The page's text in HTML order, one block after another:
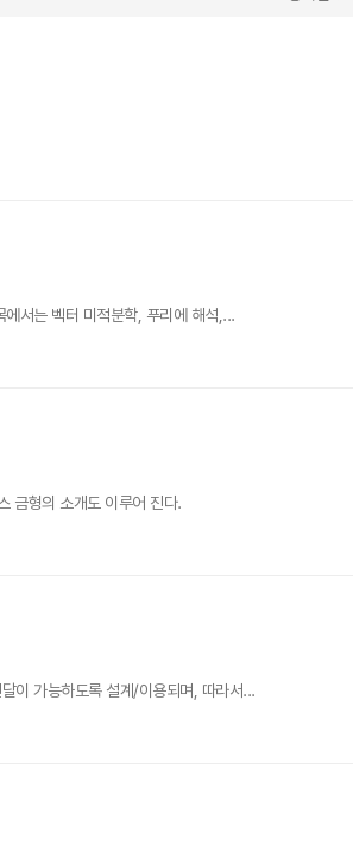
서는 벡터 미적분학, 푸리에 해석,...
금형의 소개도 이루어 진다.
이 가능하도록 설계/이용되며, 따라서...